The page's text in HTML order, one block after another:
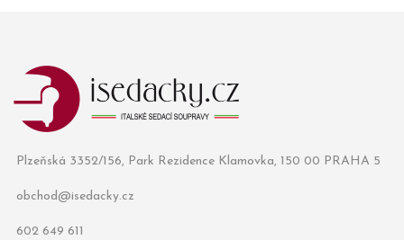
Plzeňská 3352/156, Park Rezidence Klamovka, 150 00 PRAHA 5
obchod@isedacky.cz
602 649 611